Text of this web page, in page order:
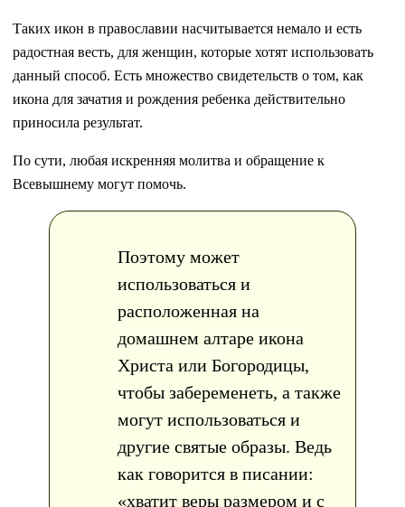
Таких икон в православии насчитывается немало и есть
радостная весть, для женщин, которые хотят использовать
данный способ. Есть множество свидетельств о том, как
икона для зачатия и рождения ребенка действительно
приносила результат.
По сути, любая искренняя молитва и обращение к
Всевышнему могут помочь.
Поэтому может
использоваться и
расположенная на
домашнем алтаре икона
Христа или Богородицы,
чтобы забеременеть, а также
могут использоваться и
другие святые образы. Ведь
как говорится в писании:
«хватит веры размером и с